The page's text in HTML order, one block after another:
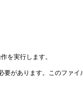
実行します。
ります。このファイル